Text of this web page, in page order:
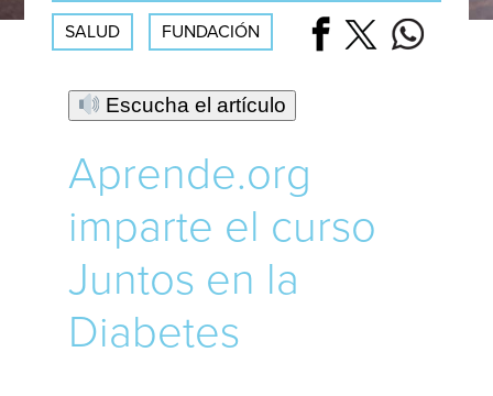
SALUD FUNDACIÓN
Escucha el artículo
Aprende.org
imparte el curso
Juntos en la
Diabetes